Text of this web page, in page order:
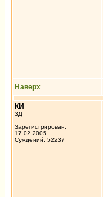
Наверх
КИ
3Д
Зарегистрирован:
17.02.2005
Суждений: 52237